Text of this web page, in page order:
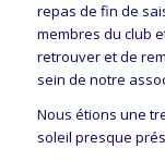
repas de fin de
membres du club
retrouver et de
sein de notre
Nous étions une
soleil presque